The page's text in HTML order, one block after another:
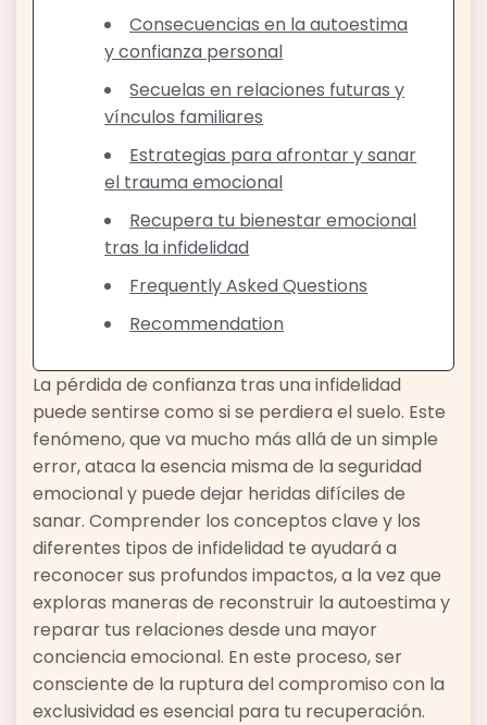
Consecuencias en la autoestima
y confianza personal
Secuelas en relaciones futuras y
vínculos familiares
Estrategias para afrontar y sanar
el trauma emocional
Recupera tu bienestar emocional
tras la infidelidad
Frequently Asked Questions
Recommendation
La pérdida de confianza tras una infidelidad
puede sentirse como si se perdiera el suelo. Este
fenómeno, que va mucho más allá de un simple
error, ataca la esencia misma de la seguridad
emocional y puede dejar heridas difíciles de
sanar. Comprender los conceptos clave y los
diferentes tipos de infidelidad te ayudará a
reconocer sus profundos impactos, a la vez que
exploras maneras de reconstruir la autoestima y
reparar tus relaciones desde una mayor
conciencia emocional. En este proceso, ser
consciente de la ruptura del compromiso con la
exclusividad es esencial para tu recuperación.